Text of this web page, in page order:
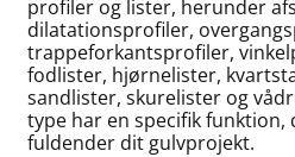
profiler og lister, herunder
dilatationsprofiler,
trappeforkantsprofiler,
fodlister, hjørnelister,
sandlister, skurelister og
type har en specifik
fuldender dit gulvprojekt.